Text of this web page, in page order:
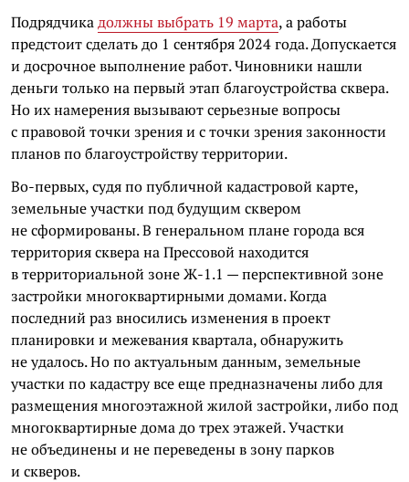
Подрядчикадолжны выбрать 19 марта, а работы
предстоит сделать до 1 сентября 2024 года. Допускается
и досрочное выполнение работ. Чиновники нашли
деньги только на первый этап благоустройства сквера.
Но их намерения вызывают серьезные вопросы
с правовой точки зрения и с точки зрения законности
планов по благоустройству территории.
Во-первых, судя по публичной кадастровой карте,
земельные участки под будущим сквером
не сформированы. В генеральном плане города вся
территория сквера на Прессовой находится
в территориальной зоне Ж-1.1 — перспективной зоне
застройки многоквартирными домами. Когда
последний раз вносились изменения в проект
планировки и межевания квартала, обнаружить
не удалось. Но по актуальным данным, земельные
участки по кадастру все еще предназначены либо для
размещения многоэтажной жилой застройки, либо под
многоквартирные дома до трех этажей. Участки
не объединены и не переведены в зону парков
и скверов.